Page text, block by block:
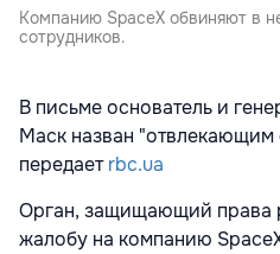
Компанию SpaceX обвиняют в
сотрудников.
В письме основатель и
Маск назван
передаетrbc.ua
Орган, защищающий права
жалобу на компанию